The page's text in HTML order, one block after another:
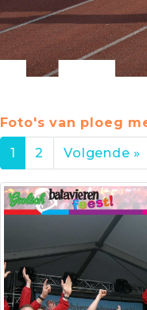
Foto's van ploeg
1
2 Volgende »